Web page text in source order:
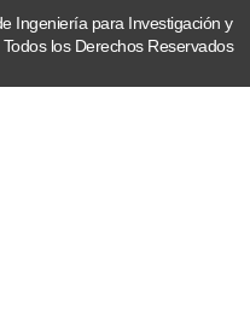
Ingeniería para Investigación y
los Derechos Reservados